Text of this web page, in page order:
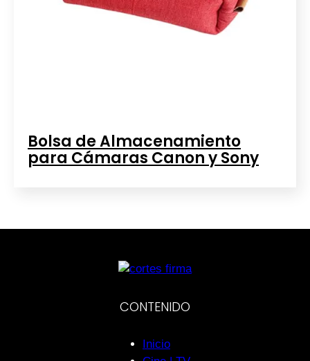
Bolsa de Almacenamiento
para Cámaras Canon y Sony
CONTENIDO
Inicio